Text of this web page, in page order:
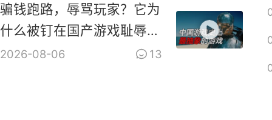
骗钱跑路，辱骂玩家？它为
什么被钉在国产游戏耻辱柱
上？【是个人物10】
2026-08-06 13